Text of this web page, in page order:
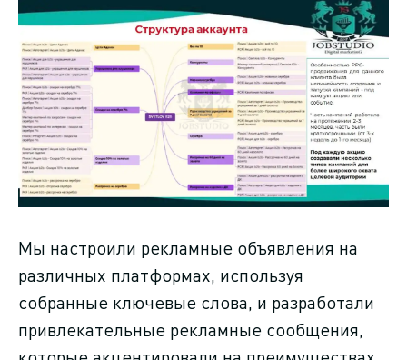
Мы настроили рекламные объявления на
различных платформах, используя
собранные ключевые слова, и разработали
привлекательные рекламные сообщения,